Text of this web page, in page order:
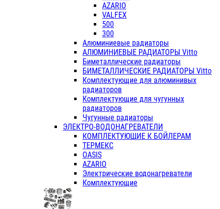
AZARIO
VALFEX
500
300
Алюминиевые радиаторы
АЛЮМИНИЕВЫЕ РАДИАТОРЫ Vitto
Биметаллические радиаторы
БИМЕТАЛЛИЧЕСКИЕ РАДИАТОРЫ Vitto
Комплектующие для алюминивых
радиаторов
Комплектующие для чугунных
радиаторов
Чугунные радиаторы
ЭЛЕКТРО-ВОДОНАГРЕВАТЕЛИ
КОМПЛЕКТУЮЩИЕ К БОЙЛЕРАМ
ТЕРМЕКС
OASIS
AZARIO
Электрические водонагреватели
Комплектующие